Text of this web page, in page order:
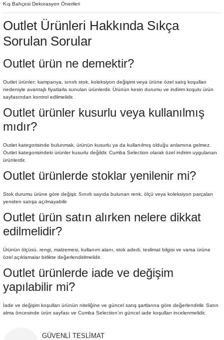
Kış Bahçesi Dekorasyon Önerileri
Outlet Ürünleri Hakkında Sıkça
Sorulan Sorular
Outlet ürün ne demektir?
Outlet ürünler; kampanya, sınırlı stok, koleksiyon değişimi veya ürüne özel satış koşulları
nedeniyle avantajlı fiyatlarla sunulan ürünlerdir. Ürünün kesin durumu ve indirim koşulu ürün
sayfasından kontrol edilmelidir.
Outlet ürünler kusurlu veya kullanılmış
mıdır?
Outlet kategorisinde bulunmak, ürünün kusurlu ya da kullanılmış olduğu anlamına gelmez.
Outlet kategorisindeki ürünler kusurlu değildir. Cumba Selection olarak özel indirim uygulanan
ürünlerdir.
Outlet ürünlerde stoklar yenilenir mi?
Stok durumu ürüne göre değişir. Sınırlı sayıda bulunan renk, ölçü veya koleksiyon parçaları
yeniden satışa açılmayabilir.
Outlet ürün satın alırken nelere dikkat
edilmelidir?
Ürünün ölçüsü, rengi, malzemesi, kullanım alanı, stok adedi, teslimat bilgisi ve varsa ürüne
özel açıklamalar birlikte değerlendirilmelidir.
Outlet ürünlerde iade ve değişim
yapılabilir mi?
İade ve değişim koşulları ürünün niteliğine ve güncel satış şartlarına göre değerlendirilir. Satın
alma öncesinde ürün sayfası ve Cumba Selection’ın güncel iade koşulları incelenmelidir.
GÜVENLİ TESLİMAT